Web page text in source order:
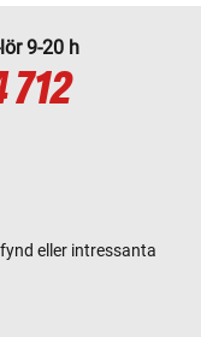
9-20 h
712
eller intressanta